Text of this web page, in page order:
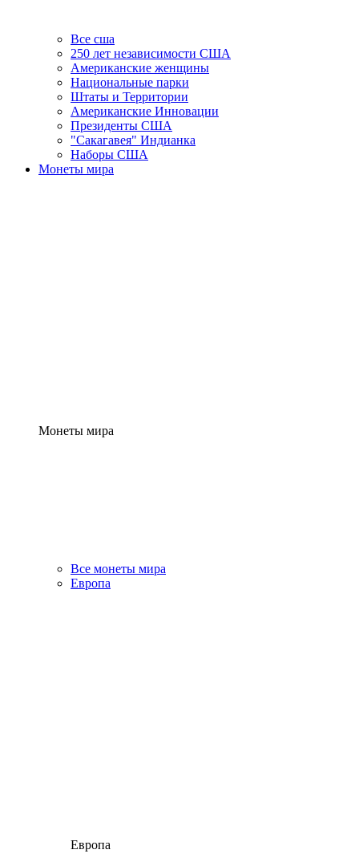
Все сша
250 лет независимости США
Американские женщины
Национальные парки
Штаты и Территории
Американские Инновации
Президенты США
"Сакагавея" Индианка
Наборы США
Монеты мира
Монеты мира
Все монеты мира
Европа
Европа